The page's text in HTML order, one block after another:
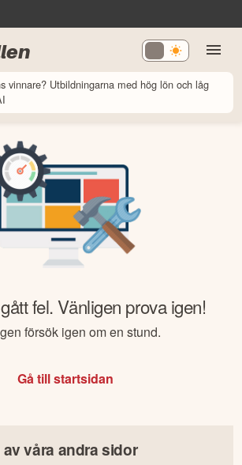
vinnare? Utbildningarna med hög lön och låg
fel. Vänligen prova igen!
försök igen om en stund.
Gå till startsidan
våra andra sidor